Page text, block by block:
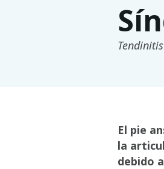
El pie
la
debido